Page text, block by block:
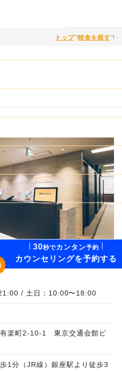
られる理由
適な学習を提供
で学習時間を最大化
ー
コース
30秒でカンタン予約
カウンセリングを予約する
トップ 校舎を探す
/ 土日：10:00〜18:00
有楽町2-10-1 東京交通会館ビ
1分（JR線）銀座駅より徒歩3